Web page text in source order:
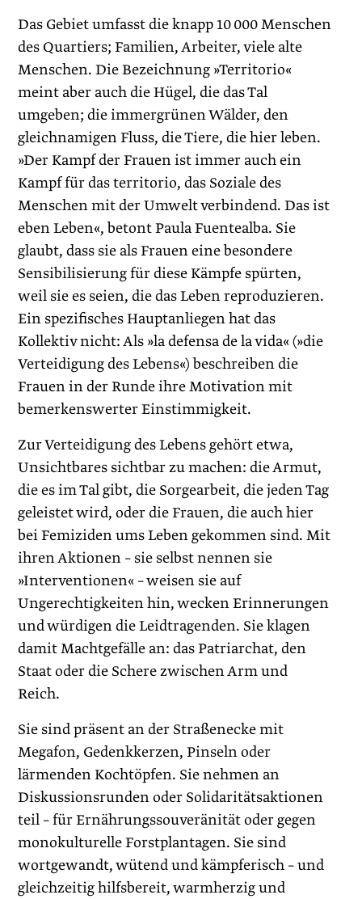
Das Gebiet umfasst die knapp 10 000 Menschen
des Quartiers; Familien, Arbeiter, viele alte
Menschen. Die Bezeichnung »Territorio«
meint aber auch die Hügel, die das Tal
umgeben; die immergrünen Wälder, den
gleichnamigen Fluss, die Tiere, die hier leben.
»Der Kampf der Frauen ist immer auch ein
Kampf für das territorio, das Soziale des
Menschen mit der Umwelt verbindend. Das ist
eben Leben«, betont Paula Fuentealba. Sie
glaubt, dass sie als Frauen eine besondere
Sensibilisierung für diese Kämpfe spürten,
weil sie es seien, die das Leben reproduzieren.
Ein spezifisches Hauptanliegen hat das
Kollektiv nicht: Als »la defensa de la vida« (»die
Verteidigung des Lebens«) beschreiben die
Frauen in der Runde ihre Motivation mit
bemerkenswerter Einstimmigkeit.
Zur Verteidigung des Lebens gehört etwa,
Unsichtbares sichtbar zu machen: die Armut,
die es im Tal gibt, die Sorgearbeit, die jeden Tag
geleistet wird, oder die Frauen, die auch hier
bei Femiziden ums Leben gekommen sind. Mit
ihren Aktionen – sie selbst nennen sie
»Interventionen« – weisen sie auf
Ungerechtigkeiten hin, wecken Erinnerungen
und würdigen die Leidtragenden. Sie klagen
damit Machtgefälle an: das Patriarchat, den
Staat oder die Schere zwischen Arm und
Reich.
Sie sind präsent an der Straßenecke mit
Megafon, Gedenkkerzen, Pinseln oder
lärmenden Kochtöpfen. Sie nehmen an
Diskussionsrunden oder Solidaritätsaktionen
teil – für Ernährungssouveränität oder gegen
monokulturelle Forstplantagen. Sie sind
wortgewandt, wütend und kämpferisch – und
gleichzeitig hilfsbereit, warmherzig und